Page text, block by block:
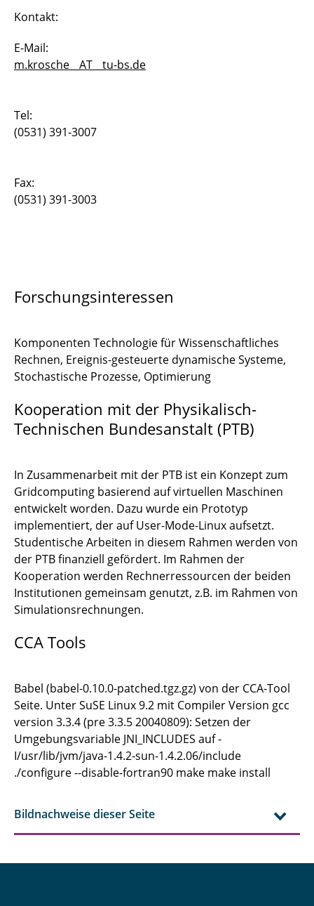
Christian Oldiges
Carsten Othmer
Dr. Oliver Pajonk
Dr. Rainer Niekamp
Thomas-Peter Fries
Kontakt:
E-Mail:
m.krosche__AT__tu-bs.de
Tel:
(0531) 391-3007
Fax:
(0531) 391-3003
Forschungsinteressen
Komponenten Technologie für Wissenschaftliches
Rechnen, Ereignis-gesteuerte dynamische Systeme,
Stochastische Prozesse, Optimierung
Kooperation mit der Physikalisch-
Technischen Bundesanstalt (PTB)
In Zusammenarbeit mit der PTB ist ein Konzept zum
Gridcomputing basierend auf virtuellen Maschinen
entwickelt worden. Dazu wurde ein Prototyp
implementiert, der auf User-Mode-Linux aufsetzt.
Studentische Arbeiten in diesem Rahmen werden von
der PTB finanziell gefördert. Im Rahmen der
Kooperation werden Rechnerressourcen der beiden
Institutionen gemeinsam genutzt, z.B. im Rahmen von
Simulationsrechnungen.
CCA Tools
Babel (babel-0.10.0-patched.tgz.gz) von der CCA-Tool
Seite. Unter SuSE Linux 9.2 mit Compiler Version gcc
version 3.3.4 (pre 3.3.5 20040809): Setzen der
Umgebungsvariable JNI_INCLUDES auf -
I/usr/lib/jvm/java-1.4.2-sun-1.4.2.06/include
./configure --disable-fortran90 make make install
Bildnachweise dieser Seite